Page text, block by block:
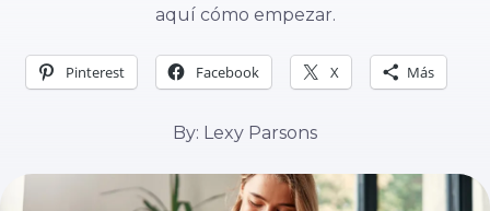
aquí cómo empezar.
Pinterest Facebook X Más
By: Lexy Parsons